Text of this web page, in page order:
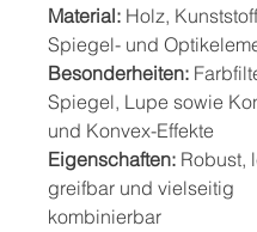
Material: Holz,
Spiegel- und
Besonderheiten:
Spiegel, Lupe sowie
und Konvex-Effekte
Eigenschaften: Robust,
greifbar und vielseitig
kombinierbar